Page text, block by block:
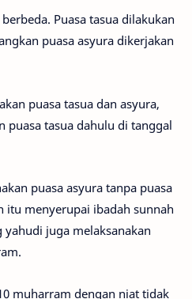
Puasa tasua dilakukan
puasa asyura dikerjakan
puasa tasua dan asyura,
puasa tasua dahulu di tanggal
puasa asyura tanpa puasa
itu menyerupai ibadah sunnah
juga melaksanakan
muharram dengan niat tidak